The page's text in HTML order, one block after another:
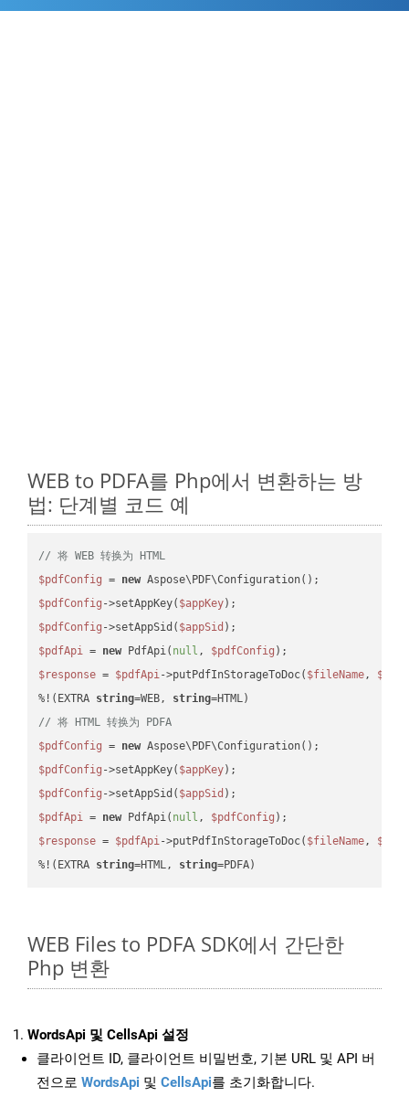
WEB to PDFA를 Php에서 변환하는 방
법: 단계별 코드 예
// 将 WEB 转换为 HTML
$pdfConfig = new
$pdfConfig ->setAppKey( $appKey
$pdfConfig ->setAppSid( $appSid
$pdfApi = new PdfApi( null , $pdfConfig
$response = $pdfApi->putPdfInStorageToDoc( $fileName,
%!(EXTRA string=WEB, string
// 将 HTML 转换为 PDFA
$pdfConfig = new
$pdfConfig ->setAppKey( $appKey
$pdfConfig ->setAppSid( $appSid
$pdfApi = new PdfApi( null , $pdfConfig
$response = $pdfApi->putPdfInStorageToDoc( $fileName,
%!(EXTRA string=HTML, string=PDFA)
WEB Files to PDFA SDK에서 간단한
Php 변환
WordsApi 및 CellsApi 설정
클라이언트 ID, 클라이언트 비밀번호, 기본 URL 및 API 버
전으로 WordsApi 및 CellsApi를 초기화합니다.